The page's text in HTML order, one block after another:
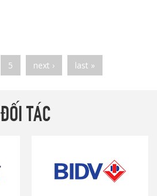
5 next › last »
ĐỐI TÁC